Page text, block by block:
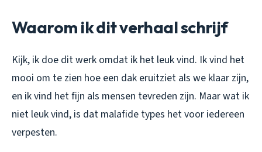
Waarom ik dit verhaal schrijf
Kijk, ik doe dit werk omdat ik het leuk vind. Ik vind het
mooi om te zien hoe een dak eruitziet als we klaar zijn,
en ik vind het fijn als mensen tevreden zijn. Maar wat ik
niet leuk vind, is dat malafide types het voor iedereen
verpesten.